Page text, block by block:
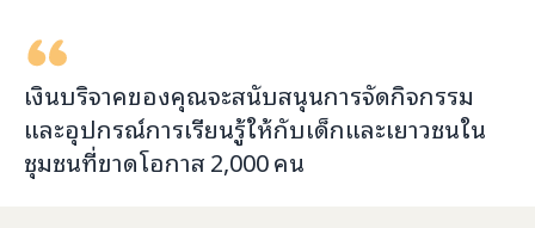
เงินบริจาคของคุณจะสนับสนุนการจัดกิจกรรม
และอุปกรณ์การเรียนรู้ให้กับเด็กและเยาวชนใน
ชุมชนที่ขาดโอกาส2,000คน